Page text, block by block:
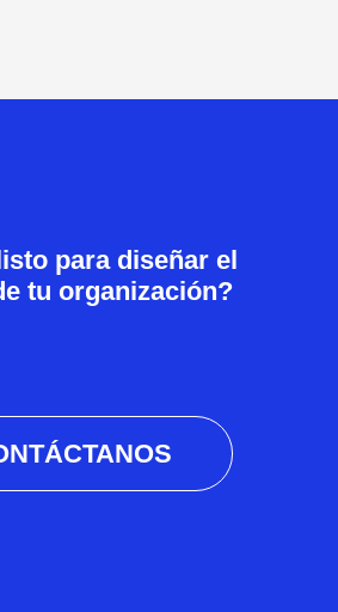
para diseñar el
tu organización?